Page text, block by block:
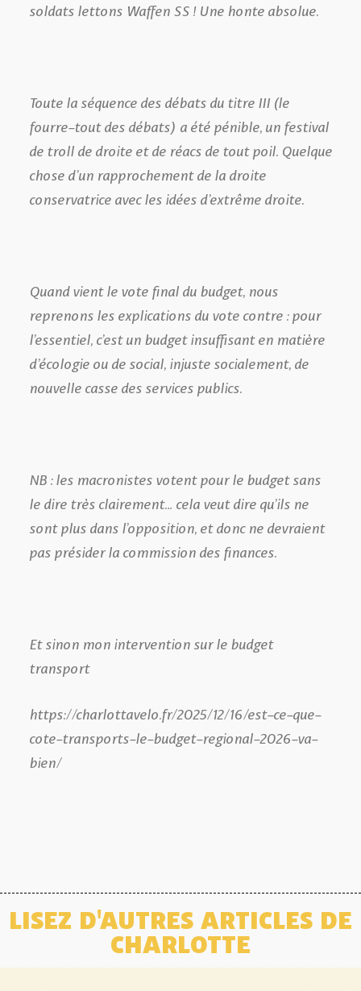
soldats lettons Waffen SS ! Une honte absolue.
Toute la séquence des débats du titre III (le
fourre-tout des débats) a été pénible, un festival
de troll de droite et de réacs de tout poil. Quelque
chose d’un rapprochement de la droite
conservatrice avec les idées d’extrême droite.
Quand vient le vote final du budget, nous
reprenons les explications du vote contre : pour
l’essentiel, c’est un budget insuffisant en matière
d’écologie ou de social, injuste socialement, de
nouvelle casse des services publics.
NB : les macronistes votent pour le budget sans
le dire très clairement… cela veut dire qu’ils ne
sont plus dans l’opposition, et donc ne devraient
pas présider la commission des finances.
Et sinon mon intervention sur le budget
transport
https://charlottavelo.fr/2025/12/16/est-ce-que-
cote-transports-le-budget-regional-2026-va-
bien/
LISEZ D'AUTRES ARTICLES DE
CHARLOTTE